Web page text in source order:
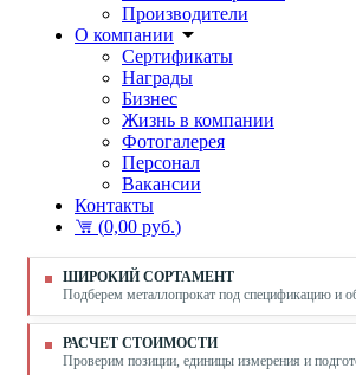
Производители
О компании
Сертификаты
Награды
Бизнес
Жизнь в компании
Фотогалерея
Персонал
Вакансии
Контакты
(0,00 руб.)
ШИРОКИЙ СОРТАМЕНТ
Подберем металлопрокат под спецификацию и
РАСЧЕТ СТОИМОСТИ
Проверим позиции, единицы измерения и